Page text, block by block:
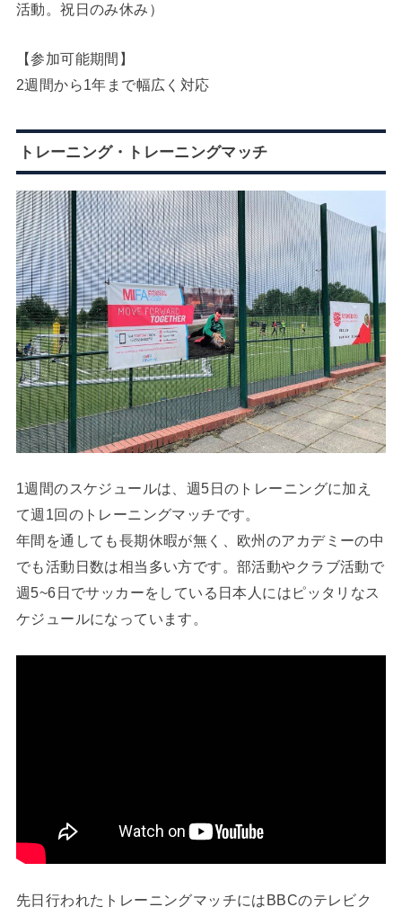
活動。祝日のみ休み）
【参加可能期間】
2週間から1年まで幅広く対応
トレーニング・トレーニングマッチ
1週間のスケジュールは、週5日のトレーニングに加え
て週1回のトレーニングマッチです。
年間を通しても長期休暇が無く、欧州のアカデミーの中
でも活動日数は相当多い方です。部活動やクラブ活動で
週5~6日でサッカーをしている日本人にはピッタリなス
ケジュールになっています。
先日行われたトレーニングマッチにはBBCのテレビク